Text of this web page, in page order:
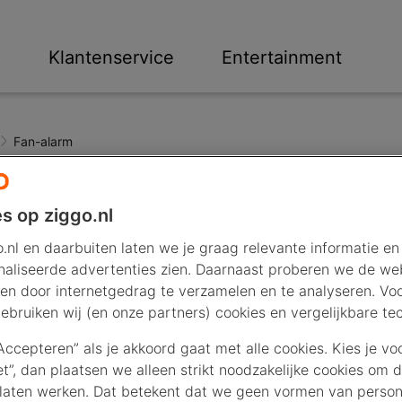
Klantenservice Entertainment
Fan-alarm
XL heeft een probleem. Dit komt vaak door stof.
is stof een grote vijand. Door stof kan je mediabox te
op ziggo.nl
en daarbuiten laten we je graag relevante informatie en
advertenties zien. Daarnaast proberen we de
door internetgedrag te verzamelen en te analyseren.
wij (en onze partners) cookies en vergelijkbare
als je akkoord gaat met alle cookies. Kies je
dan plaatsen we alleen strikt noodzakelijke cookies om
werken. Dat betekent dat we geen vormen van